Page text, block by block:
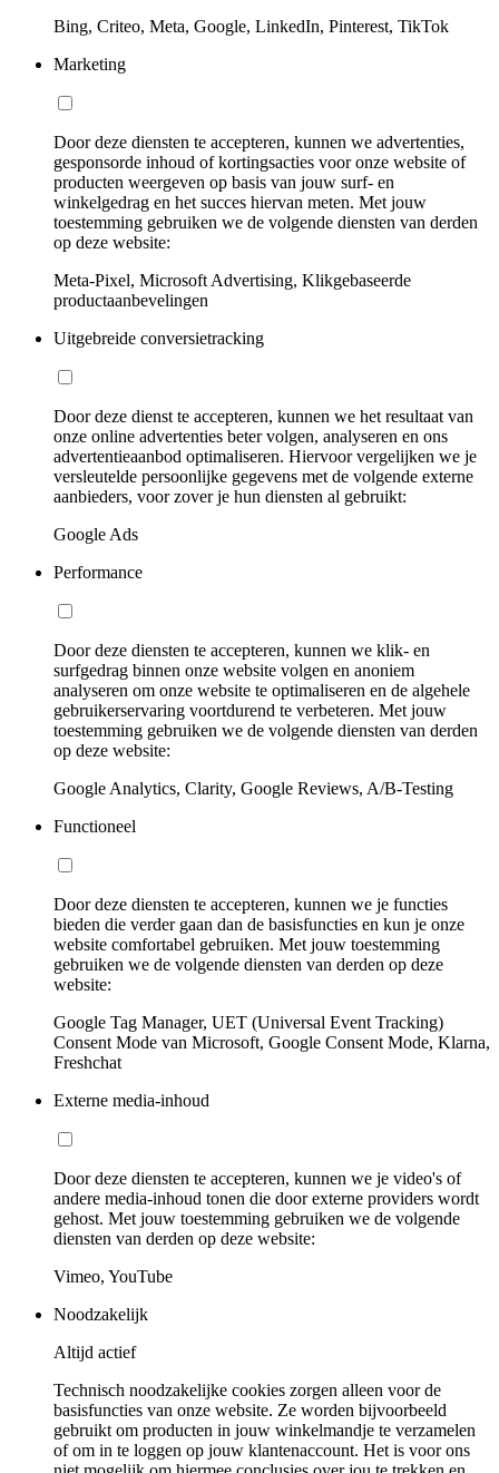
Bing, Criteo, Meta, Google, LinkedIn, Pinterest, TikTok
Marketing
Door deze diensten te accepteren, kunnen we advertenties,
gesponsorde inhoud of kortingsacties voor onze website of
producten weergeven op basis van jouw surf- en
winkelgedrag en het succes hiervan meten. Met jouw
toestemming gebruiken we de volgende diensten van derden
op deze website:
Meta-Pixel, Microsoft Advertising, Klikgebaseerde
productaanbevelingen
Uitgebreide conversietracking
Door deze dienst te accepteren, kunnen we het resultaat van
onze online advertenties beter volgen, analyseren en ons
advertentieaanbod optimaliseren. Hiervoor vergelijken we je
versleutelde persoonlijke gegevens met de volgende externe
aanbieders, voor zover je hun diensten al gebruikt:
Google Ads
Performance
Door deze diensten te accepteren, kunnen we klik- en
surfgedrag binnen onze website volgen en anoniem
analyseren om onze website te optimaliseren en de algehele
gebruikerservaring voortdurend te verbeteren. Met jouw
toestemming gebruiken we de volgende diensten van derden
op deze website:
Google Analytics, Clarity, Google Reviews, A/B-Testing
Functioneel
Door deze diensten te accepteren, kunnen we je functies
bieden die verder gaan dan de basisfuncties en kun je onze
website comfortabel gebruiken. Met jouw toestemming
gebruiken we de volgende diensten van derden op deze
website:
Google Tag Manager, UET (Universal Event Tracking)
Consent Mode van Microsoft, Google Consent Mode, Klarna,
Freshchat
Externe media-inhoud
Door deze diensten te accepteren, kunnen we je video's of
andere media-inhoud tonen die door externe providers wordt
gehost. Met jouw toestemming gebruiken we de volgende
diensten van derden op deze website:
Vimeo, YouTube
Noodzakelijk
Altijd actief
Technisch noodzakelijke cookies zorgen alleen voor de
basisfuncties van onze website. Ze worden bijvoorbeeld
gebruikt om producten in jouw winkelmandje te verzamelen
of om in te loggen op jouw klantenaccount. Het is voor ons